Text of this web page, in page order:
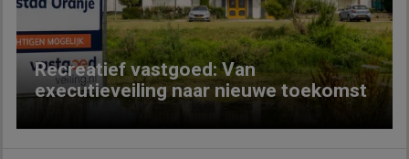
Recreatief vastgoed: Van
executieveiling naar nieuwe toekomst